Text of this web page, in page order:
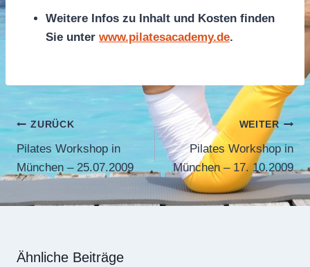
Weitere Infos zu Inhalt und Kosten finden
Sie unter www.pilatesacademy.de.
Beitragsnavigation
ZURÜCK
Pilates Workshop in
München – 25.07.2009
WEITER
Pilates Workshop in
München – 17. 10.2009
Ähnliche Beiträge